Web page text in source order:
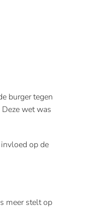
burger tegen
wet was
op de
meer stelt op